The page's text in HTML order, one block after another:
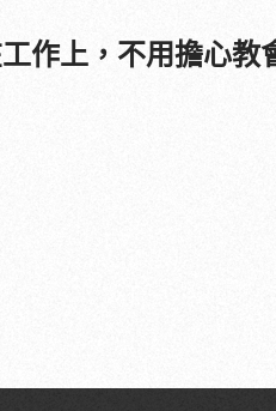
工作上，不用擔心教